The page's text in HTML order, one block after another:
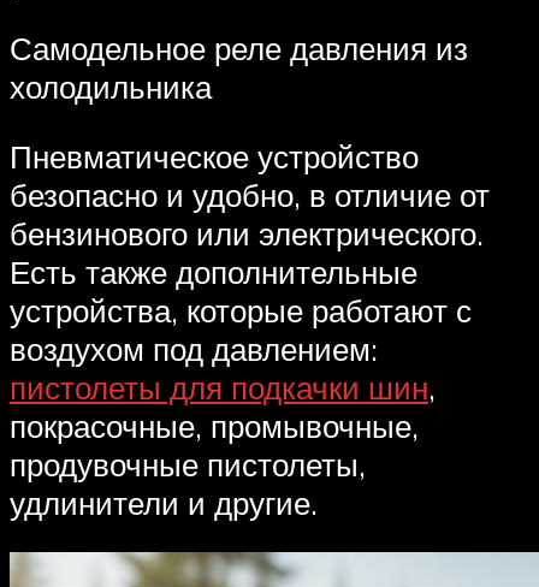
Самодельное реле давления из
холодильника
Пневматическое устройство
безопасно и удобно, в отличие от
бензинового или электрического.
Есть также дополнительные
устройства, которые работают с
воздухом под давлением:
пистолеты для подкачки шин,
покрасочные, промывочные,
продувочные пистолеты,
удлинители и другие.